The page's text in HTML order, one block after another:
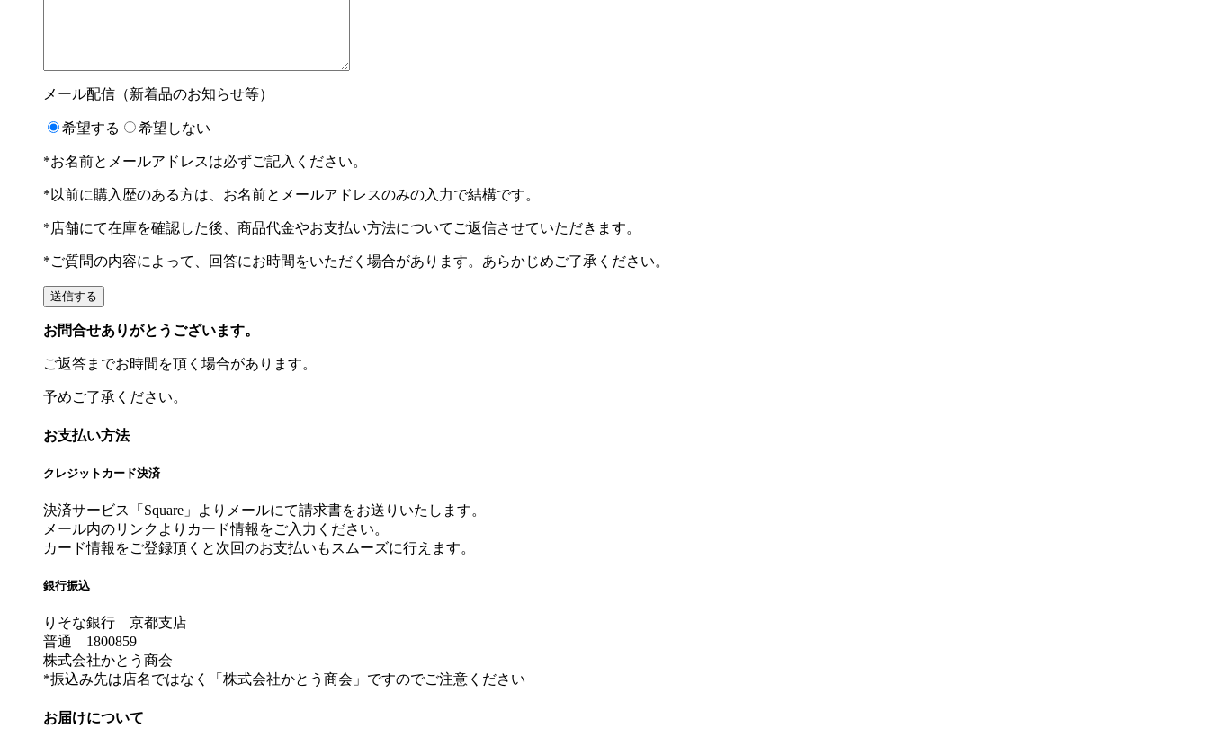
メール配信（新着品のお知らせ等）
希望する 希望しない
*お名前とメールアドレスは必ずご記入ください。
*以前に購入歴のある方は、お名前とメールアドレスのみの入力で結構です。
*店舗にて在庫を確認した後、商品代金やお支払い方法についてご返信させていただきます。
*ご質問の内容によって、回答にお時間をいただく場合があります。あらかじめご了承ください。
お問合せありがとうございます。
ご返答までお時間を頂く場合があります。
予めご了承ください。
お支払い方法
クレジットカード決済
決済サービス「Square」よりメールにて請求書をお送りいたします。
メール内のリンクよりカード情報をご入力ください。
カード情報をご登録頂くと次回のお支払いもスムーズに行えます。
銀行振込
りそな銀行 京都支店
普通 1800859
株式会社かとう商会
*振込み先は店名ではなく「株式会社かとう商会」ですのでご注意ください
お届けについて